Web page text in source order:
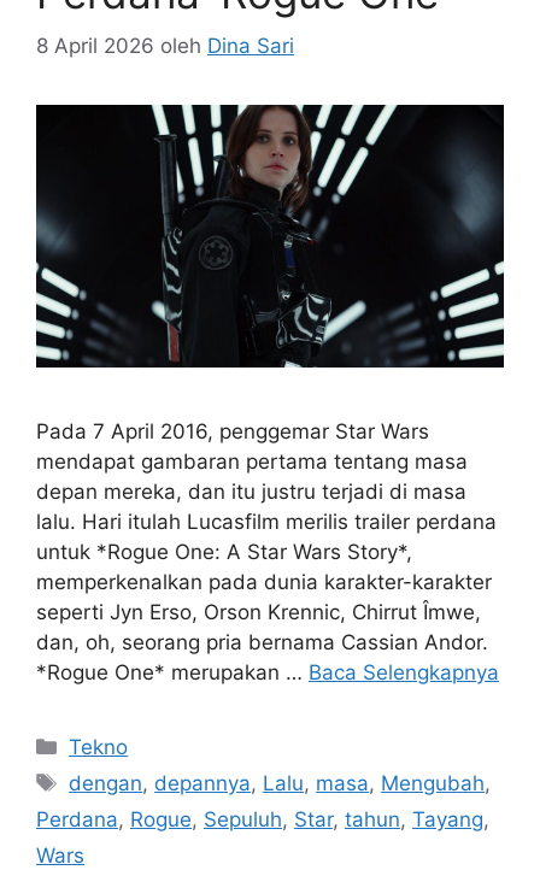
8 April 2026 oleh Dina Sari
Pada 7 April 2016, penggemar Star Wars
mendapat gambaran pertama tentang masa
depan mereka, dan itu justru terjadi di masa
lalu. Hari itulah Lucasfilm merilis trailer perdana
untuk *Rogue One: A Star Wars Story*,
memperkenalkan pada dunia karakter-karakter
seperti Jyn Erso, Orson Krennic, Chirrut Îmwe,
dan, oh, seorang pria bernama Cassian Andor.
*Rogue One* merupakan … Baca Selengkapnya
Kategori
Tekno
Tag
dengan, depannya, Lalu, masa, Mengubah,
Perdana, Rogue, Sepuluh, Star, tahun, Tayang,
Wars